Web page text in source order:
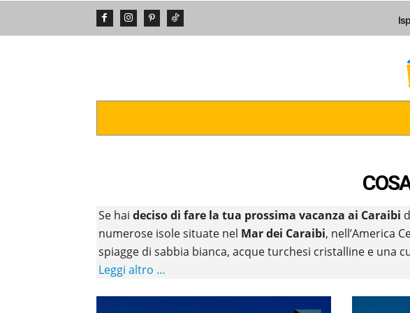
Se hai deciso di fare la tua prossima vacanza ai Caraibi
numerose isole situate nel Mar dei Caraibi, nell’America
spiagge di sabbia bianca, acque turchesi cristalline e una
Leggi altro …